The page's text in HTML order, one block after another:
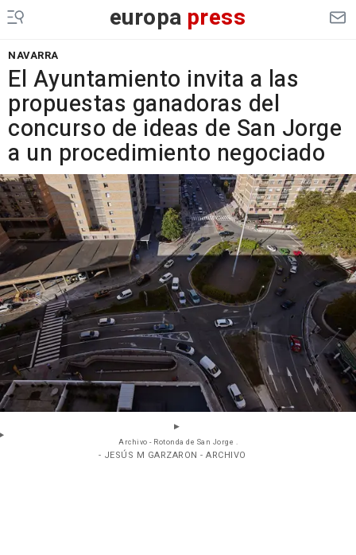
europa press
NAVARRA
El Ayuntamiento invita a las
propuestas ganadoras del
concurso de ideas de San Jorge
a un procedimiento negociado
Archivo - Rotonda de San Jorge .
- JESÚS M GARZARON - ARCHIVO